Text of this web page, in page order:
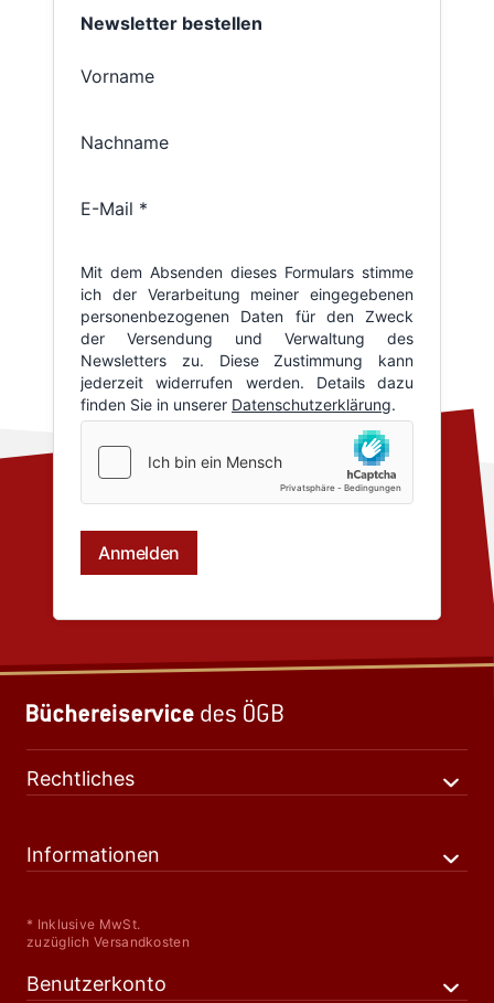
Rechtliches
Informationen
* Inklusive MwSt.
zuzüglich Versandkosten
Benutzerkonto